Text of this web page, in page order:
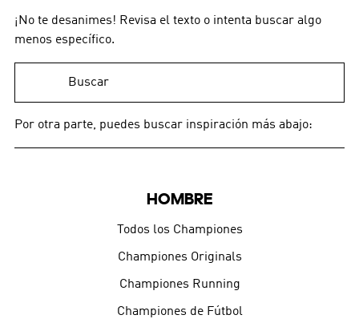
¡No te desanimes! Revisa el texto o intenta buscar algo
menos específico.
Por otra parte, puedes buscar inspiración más abajo:
HOMBRE
Todos los Championes
Championes Originals
Championes Running
Championes de Fútbol